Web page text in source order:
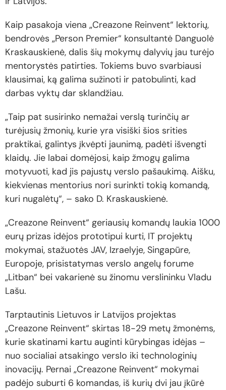
Kaip pasakoja viena „Creazone Reinvent“ lektorių,
bendrovės „Person Premier“ konsultantė Danguolė
Kraskauskienė, dalis šių mokymų dalyvių jau turėjo
mentorystės patirties. Tokiems buvo svarbiausi
klausimai, ką galima sužinoti ir patobulinti, kad
darbas vyktų dar sklandžiau.
„Taip pat susirinko nemažai verslą turinčių ar
turėjusių žmonių, kurie yra visiški šios srities
praktikai, galintys įkvėpti jaunimą, padėti išvengti
klaidų. Jie labai domėjosi, kaip žmogų galima
motyvuoti, kad jis pajustų verslo pašaukimą. Aišku,
kiekvienas mentorius nori surinkti tokią komandą,
kuri nugalėtų“, – sako D. Kraskauskienė.
„Creazone Reinvent“ geriausių komandų laukia 1000
eurų prizas idėjos prototipui kurti, IT projektų
mokymai, stažuotės JAV, Izraelyje, Singapūre,
Europoje, prisistatymas verslo angelų forume
„Litban“ bei vakarienė su žinomu verslininku Vladu
Lašu.
Tarptautinis Lietuvos ir Latvijos projektas
„Creazone Reinvent“ skirtas 18-29 metų žmonėms,
kurie skatinami kartu auginti kūrybingas idėjas –
nuo socialiai atsakingo verslo iki technologinių
inovacijų. Pernai „Creazone Reinvent“ mokymai
padėjo suburti 6 komandas, iš kurių dvi jau įkūrė